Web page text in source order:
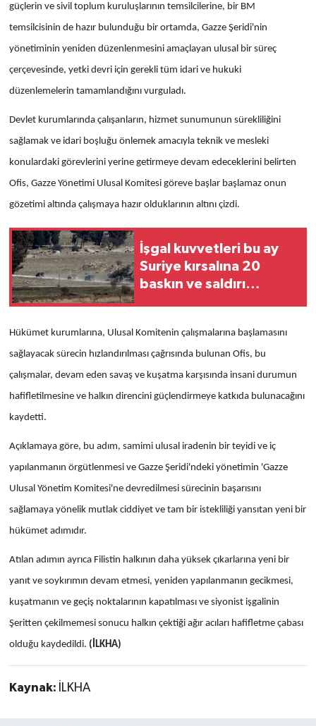
güçlerin ve sivil toplum kuruluşlarının temsilcilerine, bir BM
temsilcisinin de hazır bulunduğu bir ortamda, Gazze Şeridi'nin
yönetiminin yeniden düzenlenmesini amaçlayan ulusal bir süreç
çerçevesinde, yetki devri için gerekli tüm idari ve hukuki
düzenlemelerin tamamlandığını vurguladı.
Devlet kurumlarında çalışanların, hizmet sunumunun sürekliliğini
sağlamak ve idari boşluğu önlemek amacıyla teknik ve mesleki
konulardaki görevlerini yerine getirmeye devam edeceklerini belirten
Ofis, Gazze Yönetimi Ulusal Komitesi göreve başlar başlamaz onun
gözetimi altında çalışmaya hazır olduklarının altını çizdi.
İşgal kuvvetleri bu ay
Suriye kırsalına 20
baskın ve saldırı
Hükümet kurumlarına, Ulusal Komitenin çalışmalarına başlamasını
sağlayacak sürecin hızlandırılması çağrısında bulunan Ofis, bu
çalışmalar, devam eden savaş ve kuşatma karşısında insani durumun
hafifletilmesine ve halkın direncini güçlendirmeye katkıda bulunacağını
kaydetti.
Açıklamaya göre, bu adım, samimi ulusal iradenin bir teyidi ve iç
yapılanmanın örgütlenmesi ve Gazze Şeridi'ndeki yönetimin 'Gazze
Ulusal Yönetim Komitesi'ne devredilmesi sürecinin başarısını
sağlamaya yönelik mutlak ciddiyet ve tam bir istekliliği yansıtan yeni bir
hükümet adımıdır.
Atılan adımın ayrıca Filistin halkının daha yüksek çıkarlarına yeni bir
yanıt ve soykırımın devam etmesi, yeniden yapılanmanın gecikmesi,
kuşatmanın ve geçiş noktalarının kapatılması ve siyonist işgalinin
Şeritten çekilmemesi sonucu halkın çektiği ağır acıları hafifletme çabası
olduğu kaydedildi. (İLKHA)
Kaynak: İLKHA